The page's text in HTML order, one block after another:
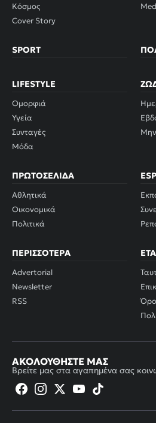
Κόσμος
Cover Story
SPORT
LIFESTYLE
Ομορφιά
Υγεία
Συνταγές
Μόδα
ΠΡΩΤΟΣΈΛΙΔΑ
Αθλητικά
Οικονομικά
Πολιτικά
ΠΕΡΙΣΣΌΤΕΡΑ
Advertorial
Newsletter
RSS
ΑΚΟΛΟΥΘΉΣΤΕ ΜΑΣ
Βρείτε μας στα αγαπημένα σας